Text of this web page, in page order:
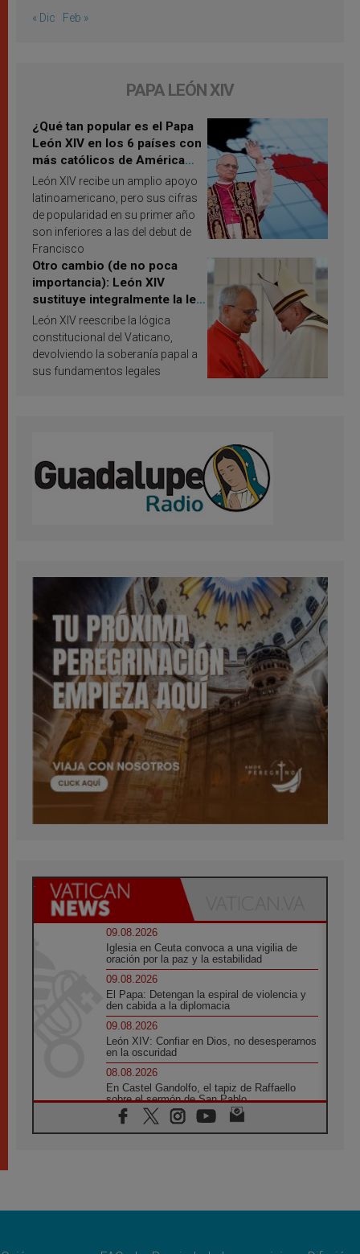
« Dic Feb »
PAPA LEÓN XIV
¿Qué tan popular es el Papa
León XIV en los 6 países con
más católicos de América
Latina en 2026? Publican
resultados de investigación
León XIV recibe un amplio apoyo
latinoamericano, pero sus cifras
de popularidad en su primer año
son inferiores a las del debut de
Francisco
Otro cambio (de no poca
importancia): León XIV
sustituye integralmente la ley
vaticana de Papa Francisco
León XIV reescribe la lógica
constitucional del Vaticano,
devolviendo la soberanía papal a
sus fundamentos legales
09.08.2026
Iglesia en Ceuta convoca a una vigilia de
oración por la paz y la estabilidad
09.08.2026
El Papa: Detengan la espiral de violencia y
den cabida a la diplomacia
09.08.2026
León XIV: Confiar en Dios, no desesperarnos
en la oscuridad
08.08.2026
En Castel Gandolfo, el tapiz de Raffaello
sobre el sermón de San Pablo
08.08.2026
En Colombia, «la paz no se compra con una
08.08.2026